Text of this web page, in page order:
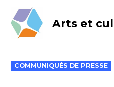
content
Arts et
POSTED
IN
COMMUNIQUÉS DE PRESSE